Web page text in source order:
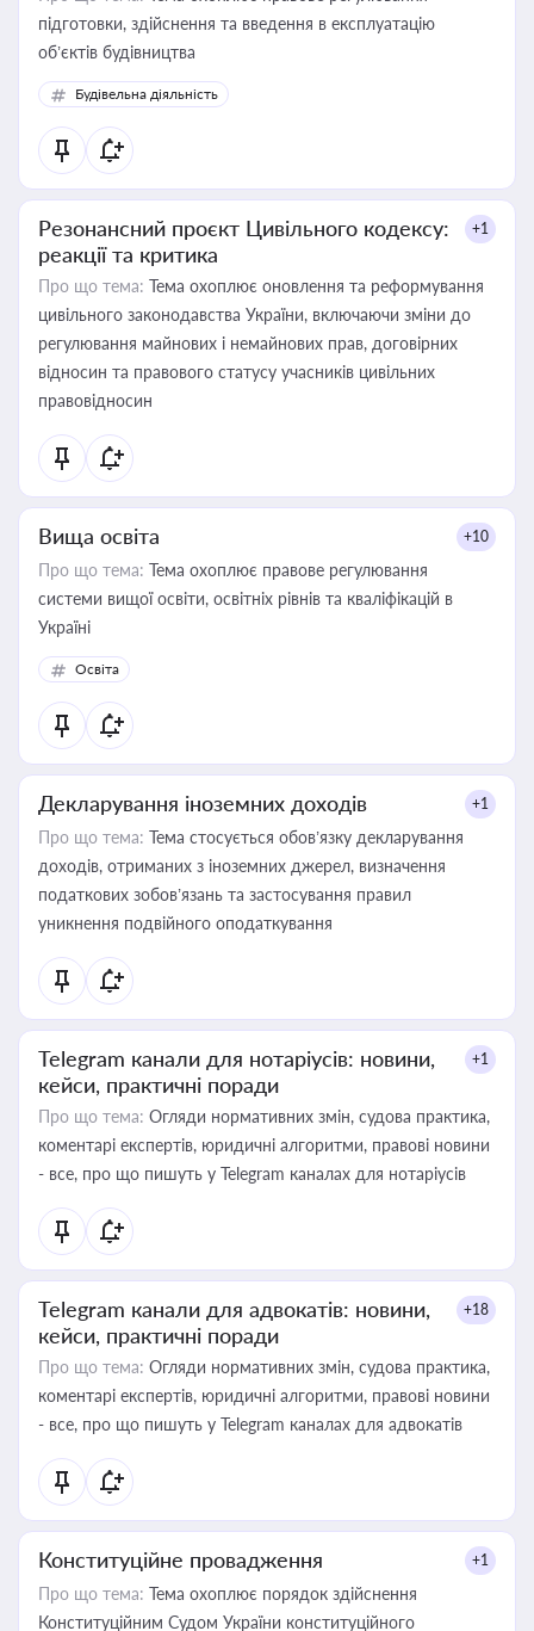
підготовки, здійснення та введення в експлуатацію
об’єктів будівництва
Будівельна діяльність
Резонансний проєкт Цивільного кодексу:
реакції та критика
+1
Про що тема: Тема охоплює оновлення та реформування
цивільного законодавства України, включаючи зміни до
регулювання майнових і немайнових прав, договірних
відносин та правового статусу учасників цивільних
правовідносин
Вища освіта +10
Про що тема: Тема охоплює правове регулювання
системи вищої освіти, освітніх рівнів та кваліфікацій в
Україні
Освіта
Декларування іноземних доходів +1
Про що тема: Тема стосується обов’язку декларування
доходів, отриманих з іноземних джерел, визначення
податкових зобов’язань та застосування правил
уникнення подвійного оподаткування
Telegram канали для нотаріусів: новини,
кейси, практичні поради
+1
Про що тема: Огляди нормативних змін, судова практика,
коментарі експертів, юридичні алгоритми, правові новини
- все, про що пишуть у Telegram каналах для нотаріусів
Telegram канали для адвокатів: новини,
кейси, практичні поради
+18
Про що тема: Огляди нормативних змін, судова практика,
коментарі експертів, юридичні алгоритми, правові новини
- все, про що пишуть у Telegram каналах для адвокатів
Конституційне провадження +1
Про що тема: Тема охоплює порядок здійснення
Конституційним Судом України конституційного